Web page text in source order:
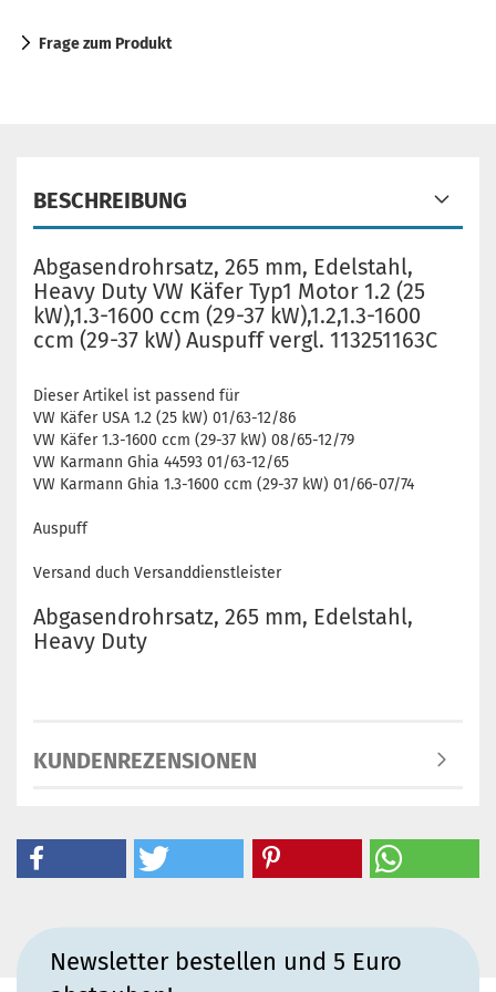
Frage zum Produkt
BESCHREIBUNG
Abgasendrohrsatz, 265 mm, Edelstahl,
Heavy Duty VW Käfer Typ1 Motor 1.2 (25
kW),1.3-1600 ccm (29-37 kW),1.2,1.3-1600
ccm (29-37 kW) Auspuff vergl. 113251163C
Dieser Artikel ist passend für
VW Käfer USA 1.2 (25 kW) 01/63-12/86
VW Käfer 1.3-1600 ccm (29-37 kW) 08/65-12/79
VW Karmann Ghia 44593 01/63-12/65
VW Karmann Ghia 1.3-1600 ccm (29-37 kW) 01/66-07/74
Auspuff
Versand duch Versanddienstleister
Abgasendrohrsatz, 265 mm, Edelstahl,
Heavy Duty
KUNDENREZENSIONEN
Newsletter bestellen und 5 Euro